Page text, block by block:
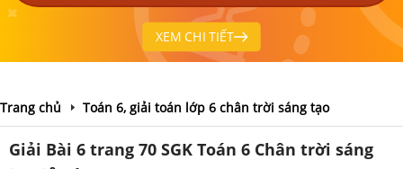
XEM CHI TIẾT
Trang chủ Toán 6, giải toán lớp 6 chân trời sáng tạo
Giải Bài 6 trang 70 SGK Toán 6 Chân trời sáng